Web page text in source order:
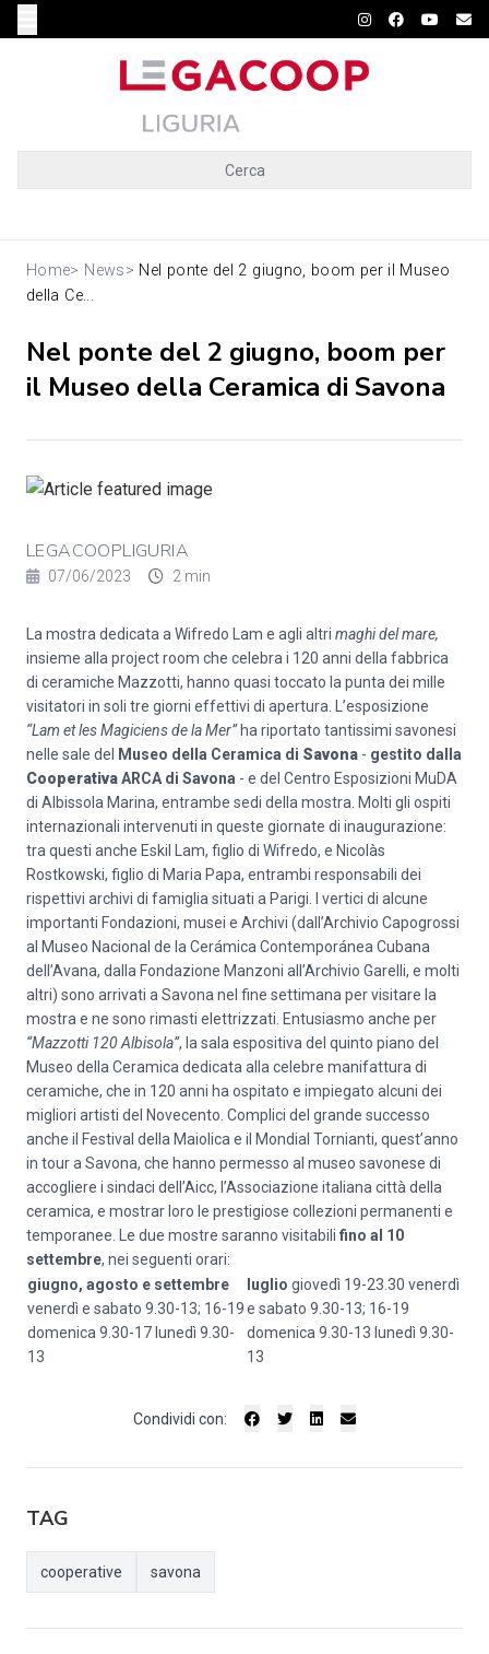
Cerca
Home> News> Nel ponte del 2 giugno, boom per il Museo
della Ce...
Nel ponte del 2 giugno, boom per
il Museo della Ceramica di Savona
LEGACOOPLIGURIA
07/06/2023 2 min
La mostra dedicata a Wifredo Lam e agli altri maghi del mare,
insieme alla project room che celebra i 120 anni della fabbrica
di ceramiche Mazzotti, hanno quasi toccato la punta dei mille
visitatori in soli tre giorni effettivi di apertura. L’esposizione
“Lam et les Magiciens de la Mer”ha riportato tantissimi savonesi
nelle sale del
Museo della Ceramica di Savona - gestito dalla
CooperativaARCA di Savona - e del Centro Esposizioni MuDA
di Albissola Marina, entrambe sedi della mostra. Molti gli ospiti
internazionali intervenuti in queste giornate di inaugurazione:
tra questi anche Eskil Lam, figlio di Wifredo, e Nicolàs
Rostkowski, figlio di Maria Papa, entrambi responsabili dei
rispettivi archivi di famiglia situati a Parigi. I vertici di alcune
importanti Fondazioni, musei e Archivi (dall’Archivio Capogrossi
al Museo Nacional de la Cerámica Contemporánea Cubana
dell’Avana, dalla Fondazione Manzoni all’Archivio Garelli, e molti
altri) sono arrivati a Savona nel fine settimana per visitare la
mostra e ne sono rimasti elettrizzati. Entusiasmo anche per
“Mazzotti 120 Albisola”, la sala espositiva del quinto piano del
Museo della Ceramica dedicata alla celebre manifattura di
ceramiche, che in 120 anni ha ospitato e impiegato alcuni dei
migliori artisti del Novecento. Complici del grande successo
anche il Festival della Maiolica e il Mondial Tornianti, quest’anno
in tour a Savona, che hanno permesso al museo savonese di
accogliere i sindaci dell’Aicc, l’Associazione italiana città della
ceramica, e mostrar loro le prestigiose collezioni permanenti e
temporanee. Le due mostre saranno visitabili fino al 10
settembre, nei seguenti orari:
giugno, agosto e settembre
venerdì e sabato 9.30-13; 16-19
domenica 9.30-17 lunedì 9.30-
13
luglio giovedì 19-23.30 venerdì
e sabato 9.30-13; 16-19
domenica 9.30-13 lunedì 9.30-
13
Condividi con:
TAG
cooperative savona